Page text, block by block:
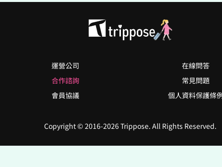
運營公司
合作諮詢
會員協議
在線問答
常見問題
個人資料保護條
Copyright © 2016-2026 Trippose. All Rights Reserved.